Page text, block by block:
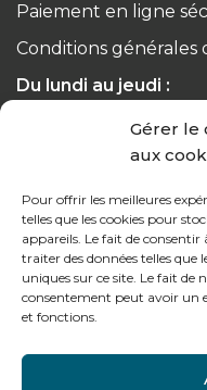
Gérer le
aux
Pour offrir les meilleures
telles que les cookies pour
appareils. Le fait de
traiter des données telles
uniques sur ce site. Le fait de
consentement peut avoir un
et fonctions.
Paiement en ligne
Conditions générales
Du lundi au jeudi :
Le vendredi :
Notre